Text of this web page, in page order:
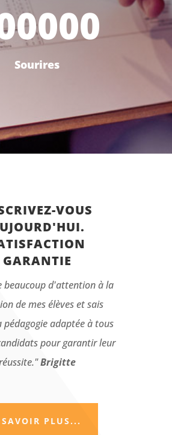
Sourires
VOUS
GARANTIE
beaucoup d'attention à la
de mes élèves et sais
pédagogie adaptée à tous
pour garantir leur
Brigitte
SAVOIR PLUS...